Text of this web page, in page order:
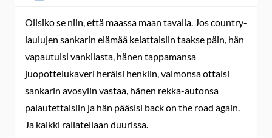
Olisiko se niin, että maassa maan tavalla. Jos country-
laulujen sankarin elämää kelattaisiin taakse päin, hän
vapautuisi vankilasta, hänen tappamansa
juopottelukaveri heräisi henkiin, vaimonsa ottaisi
sankarin avosylin vastaa, hänen rekka-autonsa
palautettaisiin ja hän pääsisi back on the road again.
Ja kaikki rallatellaan duurissa.